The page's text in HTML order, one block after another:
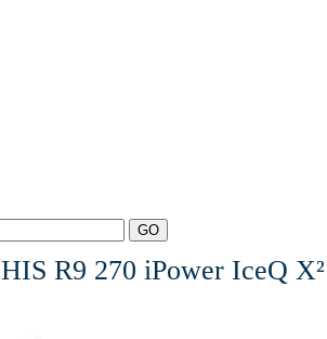
HIS R9 270 iPower IceQ